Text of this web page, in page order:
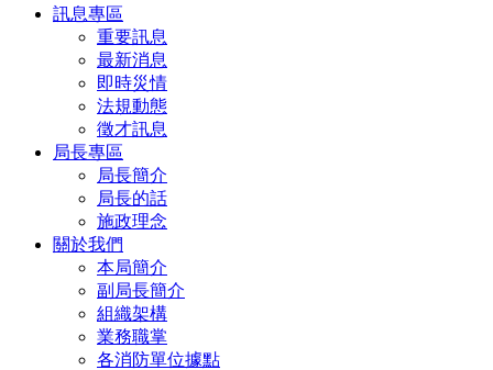
訊息專區
重要訊息
最新消息
即時災情
法規動態
徵才訊息
局長專區
局長簡介
局長的話
施政理念
關於我們
本局簡介
副局長簡介
組織架構
業務職掌
各消防單位據點